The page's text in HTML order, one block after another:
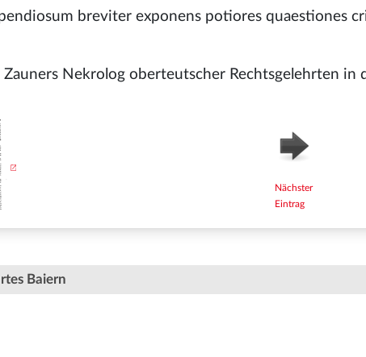
breviter exponens potiores quaestiones
Nekrolog oberteutscher Rechtsgelehrten in
Nächster
Eintrag
Baiern